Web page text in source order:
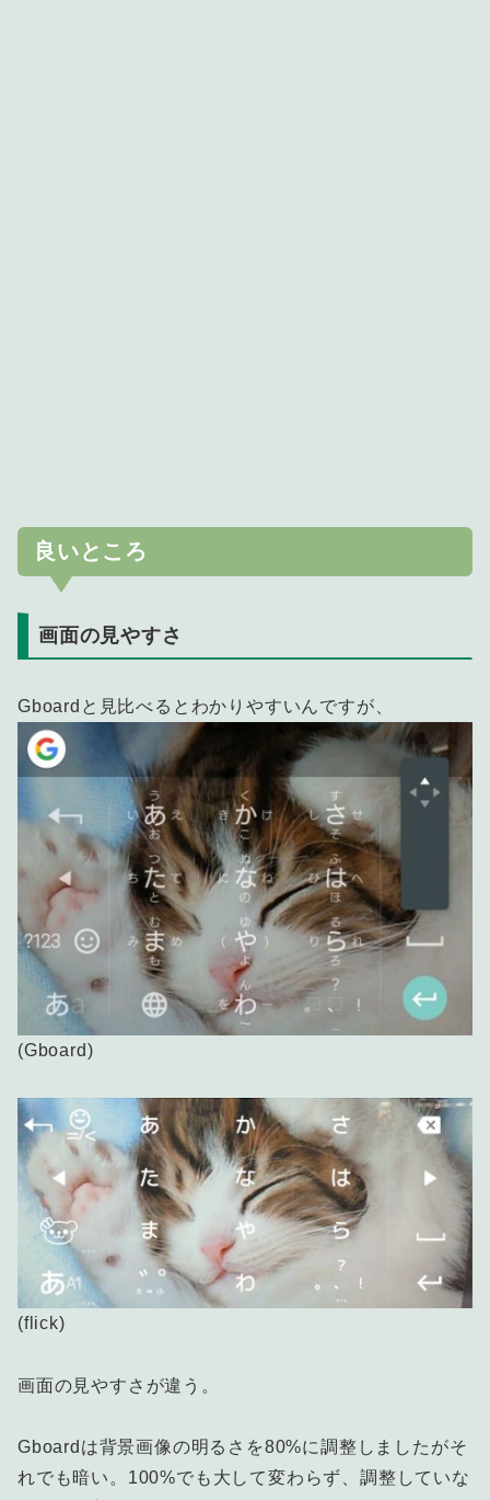
良いところ
画面の見やすさ
Gboardと見比べるとわかりやすいんですが、
(Gboard)
(flick)
画面の見やすさが違う。
Gboardは背景画像の明るさを80%に調整しましたがそ
れでも暗い。100%でも大して変わらず、調整していな